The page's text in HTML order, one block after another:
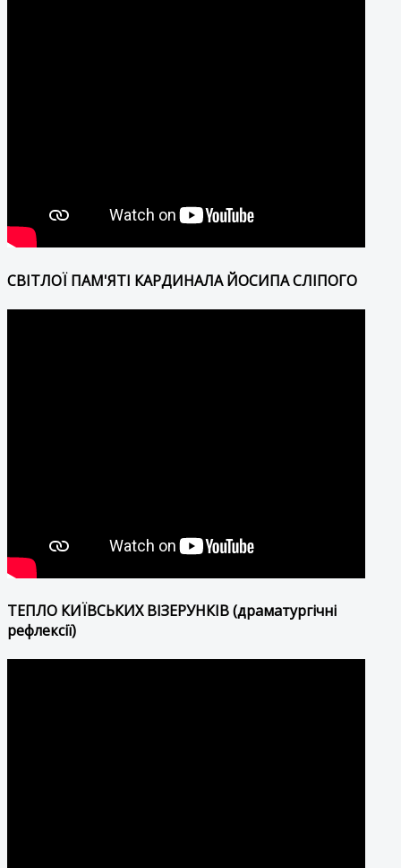
СВІТЛОЇ ПАМ'ЯТІ КАРДИНАЛА ЙОСИПА СЛІПОГО
ТЕПЛО КИЇВСЬКИХ ВІЗЕРУНКІВ (драматургічні
рефлексії)